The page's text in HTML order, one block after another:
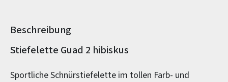
Beschreibung
Produktinformationen
Stiefelette Guad 2 hibiskus
Sportliche Schnürstiefelette im tollen Farb- und